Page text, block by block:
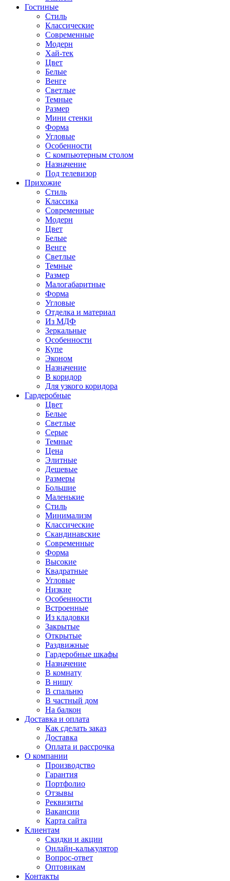
Гостиные
Стиль
Классические
Современные
Модерн
Хай-тек
Цвет
Белые
Венге
Светлые
Темные
Размер
Мини стенки
Форма
Угловые
Особенности
С компьютерным столом
Назначение
Под телевизор
Прихожие
Стиль
Классика
Современные
Модерн
Цвет
Белые
Венге
Светлые
Темные
Размер
Малогабаритные
Форма
Угловые
Отделка и материал
Из МДФ
Зеркальные
Особенности
Купе
Эконом
Назначение
В коридор
Для узкого коридора
Гардеробные
Цвет
Белые
Светлые
Серые
Темные
Цена
Элитные
Дешевые
Размеры
Большие
Маленькие
Стиль
Минимализм
Классические
Скандинавские
Современные
Форма
Высокие
Квадратные
Угловые
Низкие
Особенности
Встроенные
Из кладовки
Закрытые
Открытые
Раздвижные
Гардеробные шкафы
Назначение
В комнату
В нишу
В спальню
В частный дом
На балкон
Доставка и оплата
Как сделать заказ
Доставка
Оплата и рассрочка
О компании
Производство
Гарантия
Портфолио
Отзывы
Реквизиты
Вакансии
Карта сайта
Клиентам
Скидки и акции
Онлайн-калькулятор
Вопрос-ответ
Оптовикам
Контакты